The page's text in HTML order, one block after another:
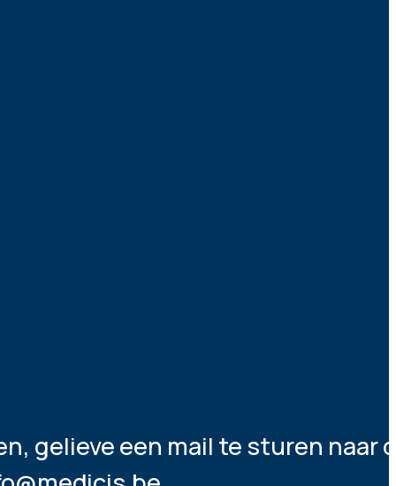
gelieve een mail te sturen